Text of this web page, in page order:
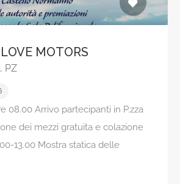
MOTORS
PZ
08.00 Arrivo partecipanti in P.zza
dei mezzi gratuita e colazione
13.00 Mostra statica delle